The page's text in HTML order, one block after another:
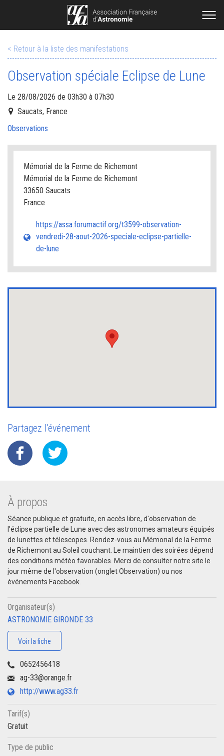
< Retour à la liste des manifestations
Observation spéciale Eclipse de Lune
Le 28/08/2026 de 03h30 à 07h30
Saucats, France
Observations
Mémorial de la Ferme de Richemont
Mémorial de la Ferme de Richemont
33650 Saucats
France
https://assa.forumactif.org/t3599-observation-
vendredi-28-aout-2026-speciale-eclipse-partielle-
de-lune
Partagez l'événement
À propos
Séance publique et gratuite, en accès libre, d'observation de
l'éclipse partielle de Lune avec des astronomes amateurs équipés
de lunettes et télescopes. Rendez-vous au Mémorial de la Ferme
de Richemont au Soleil couchant. Le maintien des soirées dépend
des conditions météo favorables. Merci de consulter notre site le
jour même de l'observation (onglet Observation) ou nos
événements Facebook.
Organisateur(s)
ASTRONOMIE GIRONDE 33
Voir la fiche
0652456418
ag-33@orange.fr
http://www.ag33.fr
Tarif(s)
Gratuit
Type de public